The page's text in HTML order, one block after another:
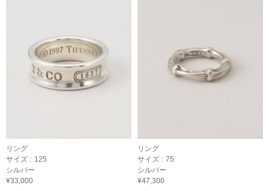
リング
サイズ : 125
シルバー
¥33,000
リング
サイズ : 75
シルバー
¥47,300